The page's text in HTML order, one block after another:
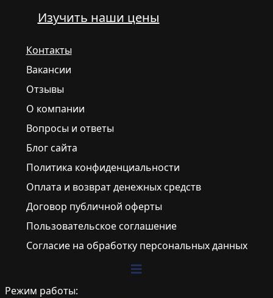
Изучить наши цены
Контакты
Вакансии
Отзывы
О компании
Вопросы и ответы
Блог сайта
Политика конфиденциальности
Оплата и возврат денежных средств
Договор публичной оферты
Пользовательское соглашение
Согласие на обработку персональных данных
Режим работы: